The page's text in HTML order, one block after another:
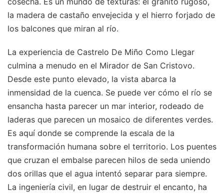
la madera de castaño envejecida y el hierro forjado de
los balcones que miran al río.
La experiencia de Castrelo De Miño Como Llegar
culmina a menudo en el Mirador de San Cristovo.
Desde este punto elevado, la vista abarca la
inmensidad de la cuenca. Se puede ver cómo el río se
ensancha hasta parecer un mar interior, rodeado de
laderas que parecen un mosaico de diferentes verdes.
Es aquí donde se comprende la escala de la
transformación humana sobre el territorio. Los puentes
que cruzan el embalse parecen hilos de seda uniendo
dos orillas que el agua intentó separar para siempre.
La ingeniería civil, en lugar de destruir el encanto, ha